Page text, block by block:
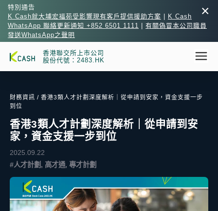
×
特別通告
K Cash就大埔宏福苑受影響現有客戶提供援助方案
K Cash
WhatsApp 聯絡更新通知 +852 6501 1111
有關偽冒本公司職員
發送WhatsApp之聲明
香港聯交所上市公司
股份代號：2483.HK
財務資訊 / 香港3類人才計劃深度解析｜從申請到安家，資金支援一步
到位
香港3類人才計劃深度解析｜從申請到安
家，資金支援一步到位
2025.09.22
#人才計劃, 高才通, 專才計劃